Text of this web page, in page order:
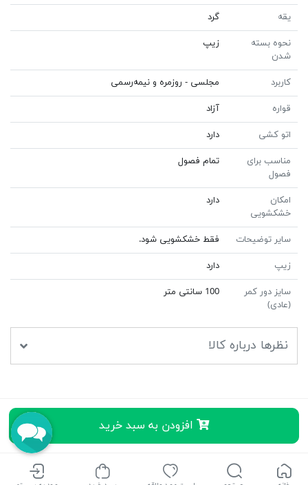
افزودن به سبد خرید
یقه گرد
نحوه بسته
شدن
زیپ
کاربرد مجلسی - روزمره و نیمه‌رسمی
قواره آزاد
اتو کشی دارد
مناسب برای
فصول
تمام فصول
امکان
خشکشویی
دارد
سایر توضیحات فقط خشکشویی شود.
زیپ دارد
سایز دور کمر
(عادی)
100 سانتی متر
نظرها درباره کالا